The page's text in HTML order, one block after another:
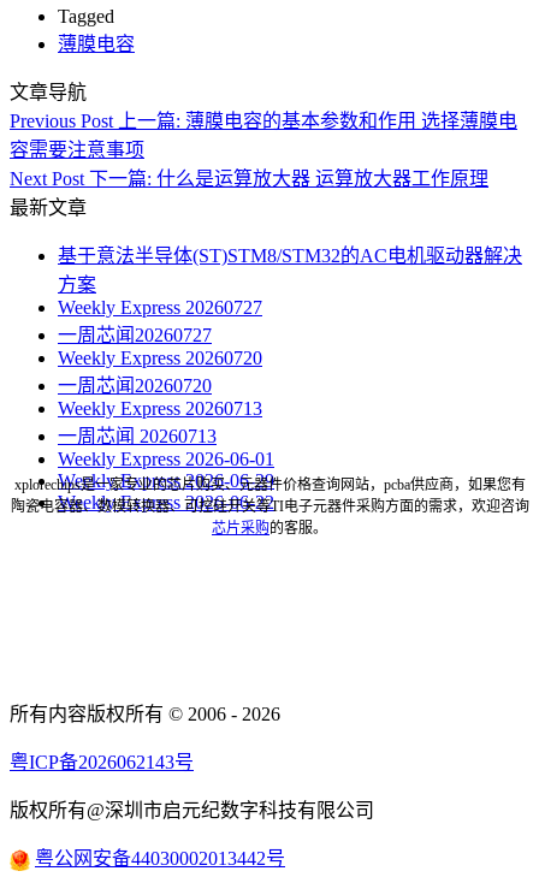
Tagged
薄膜电容
文章导航
Previous Post上一篇: 薄膜电容的基本参数和作用 选择薄膜电
容需要注意事项
Next Post下一篇: 什么是运算放大器 运算放大器工作原理
最新文章
基于意法半导体(ST)STM8/STM32的AC电机驱动器解决
方案
Weekly Express 20260727
一周芯闻20260727
Weekly Express 20260720
一周芯闻20260720
Weekly Express 20260713
一周芯闻 20260713
Weekly Express 2026-06-01
Weekly Express 2026-06-29
Weekly Express 2026-06-22
xplorechips是一家专业的芯片购买、元器件价格查询网站，pcba供应商，如果您有
陶瓷电容器、数模转换器、可控硅开关等TI电子元器件采购方面的需求，欢迎咨询
芯片采购的客服。
所有内容版权所有 © 2006 - 2026
粤ICP备2026062143号
版权所有@深圳市启元纪数字科技有限公司
粤公网安备44030002013442号